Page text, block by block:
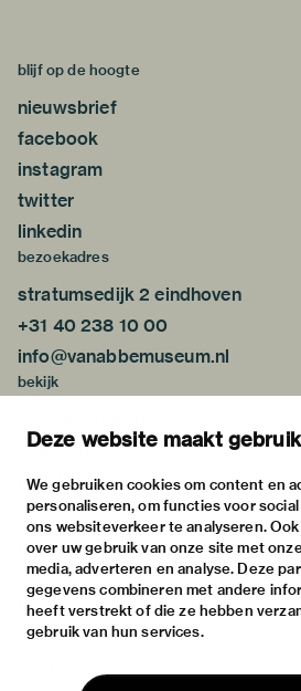
Deze website maakt
We gebruiken cookies om content en
personaliseren, om functies voor
ons websiteverkeer te analyseren.
over uw gebruik van onze site met
media, adverteren en analyse. Deze
gegevens combineren met andere
heeft verstrekt of die ze hebben
gebruik van hun services.
blijf op de hoogte
nieuwsbrief
facebook
instagram
twitter
linkedin
bezoekadres
stratumsedijk 2 eindhoven
+31 40 238 10 00
info@vanabbemuseum.nl
bekijk
activiteiten
praktische informatie
over
het museum
de collectie
fondsen & partners